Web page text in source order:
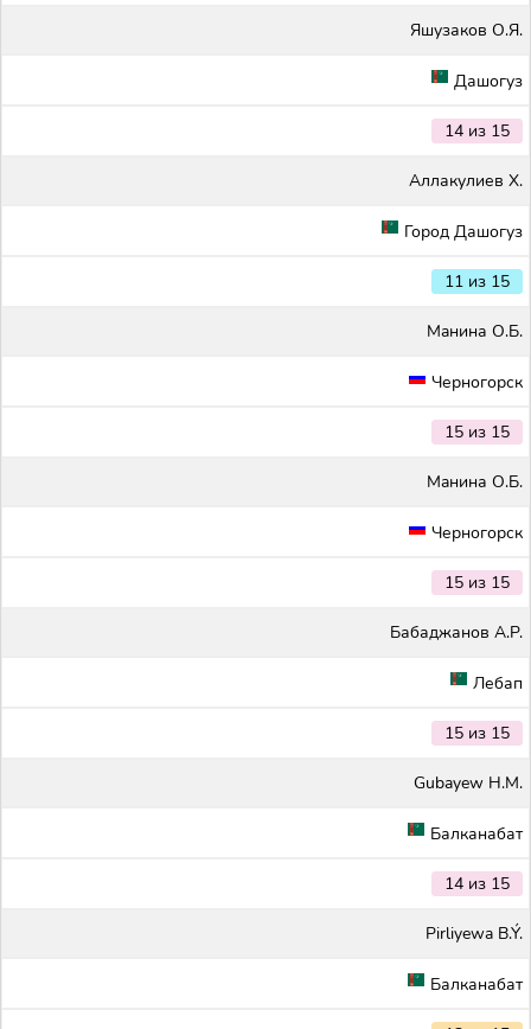
Яшузаков О.Я.
Дашогуз
14 из 15
Аллакулиев Х.
Город Дашогуз
11 из 15
Maнина О.Б.
Черногорск
15 из 15
Maнина О.Б.
Черногорск
15 из 15
Бабаджанов А.Р.
Лебап
15 из 15
Gubayew H.M.
Балканабат
14 из 15
Pirliyewa B.Ý.
Балканабат